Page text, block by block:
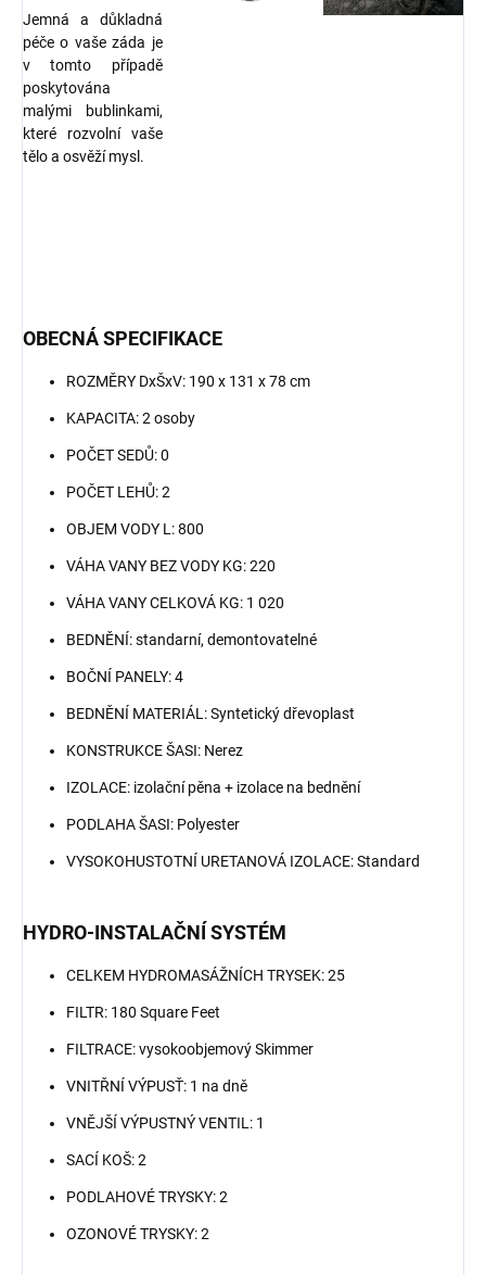
Jemná a důkladná
péče o vaše záda je
v tomto případě
poskytována
malými bublinkami,
které rozvolní vaše
tělo a osvěží mysl.
OBECNÁ SPECIFIKACE
ROZMĚRY DxŠxV: 190 x 131 x 78 cm
KAPACITA: 2 osoby
POČET SEDŮ: 0
POČET LEHŮ: 2
OBJEM VODY L: 800
VÁHA VANY BEZ VODY KG: 220
VÁHA VANY CELKOVÁ KG: 1 020
BEDNĚNÍ: standarní, demontovatelné
BOČNÍ PANELY: 4
BEDNĚNÍ MATERIÁL: Syntetický dřevoplast
KONSTRUKCE ŠASI: Nerez
IZOLACE: izolační pěna + izolace na bednění
PODLAHA ŠASI: Polyester
VYSOKOHUSTOTNÍ URETANOVÁ IZOLACE: Standard
HYDRO-INSTALAČNÍ SYSTÉM
CELKEM HYDROMASÁŽNÍCH TRYSEK: 25
FILTR: 180 Square Feet
FILTRACE: vysokoobjemový Skimmer
VNITŘNÍ VÝPUSŤ: 1 na dně
VNĚJŠÍ VÝPUSTNÝ VENTIL: 1
SACÍ KOŠ: 2
PODLAHOVÉ TRYSKY: 2
OZONOVÉ TRYSKY: 2